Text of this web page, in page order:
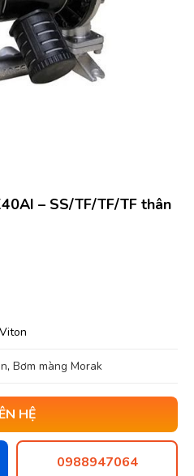
– SS/TF/TF/TF thân
, Bơm màng Morak
HỆ
0988947064